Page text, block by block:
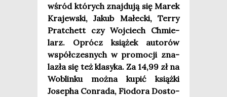
wśród któ­rych znaj­du­ją się Marek
Kra­jew­ski, Jakub Małec­ki, Ter­ry
Prat­chett czy Woj­ciech Chmie­
larz. Oprócz ksią­żek auto­rów
współ­cze­snych w pro­mo­cji zna­
la­zła się też kla­sy­ka. Za 14,99 zł na
Woblin­ku moż­na kupić książ­ki
Jose­pha Con­ra­da, Fio­do­ra Dosto­